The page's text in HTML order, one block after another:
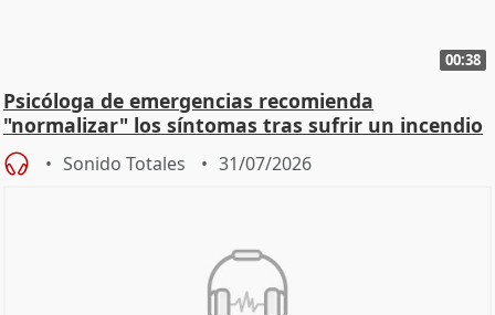
00:38
Psicóloga de emergencias recomienda
"normalizar" los síntomas tras sufrir un incendio
Sonido Totales 31/07/2026